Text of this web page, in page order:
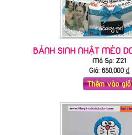
BÁNH SINH NHẬT MÈO
Mã Sp: Z21
Giá: 650,000₫
Thêm vào giỏ